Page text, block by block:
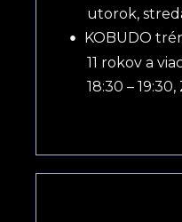
utorok,
KOBUDO
11 rokov a
18:30 –